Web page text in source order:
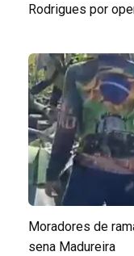
Rodrigues por
Moradores de
sena Madureira